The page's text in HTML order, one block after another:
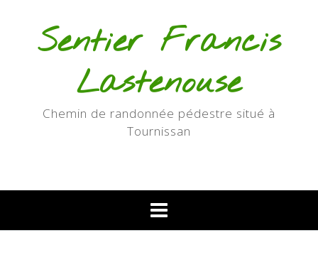
Sentier Francis
Lastenouse
Chemin de randonnée pédestre situé à
Tournissan